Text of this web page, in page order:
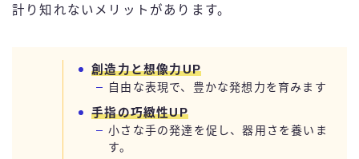
計り知れないメリットがあります。
創造力と想像力UP
自由な表現で、豊かな発想力を育みます
手指の巧緻性UP
小さな手の発達を促し、器用さを養いま
す。